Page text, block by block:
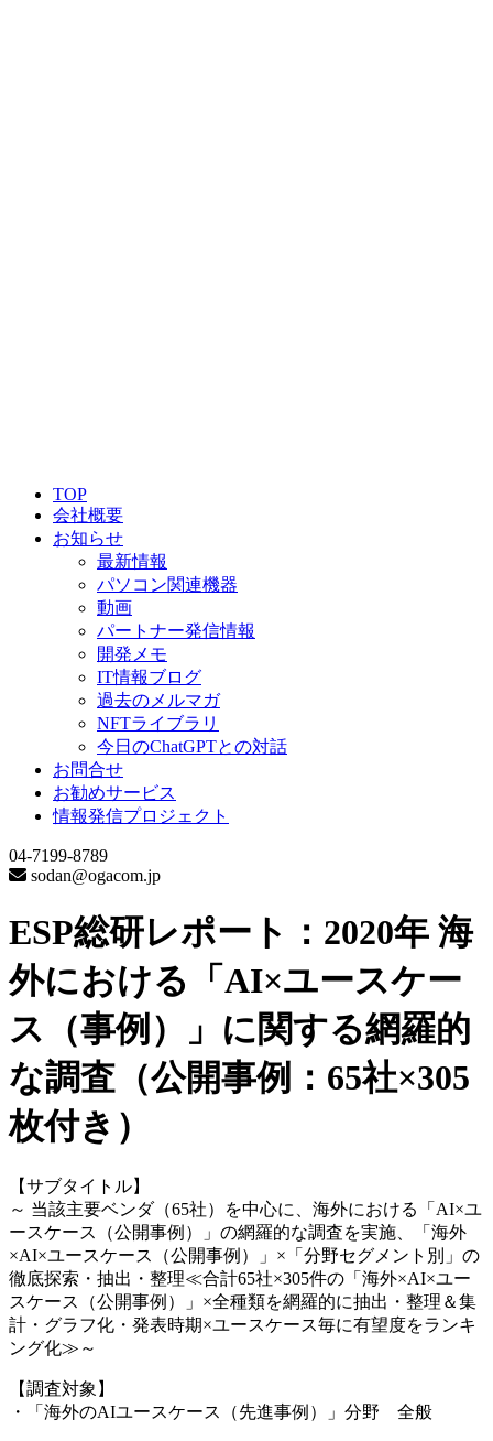
TOP
会社概要
お知らせ
最新情報
パソコン関連機器
動画
パートナー発信情報
開発メモ
IT情報ブログ
過去のメルマガ
NFTライブラリ
今日のChatGPTとの対話
お問合せ
お勧めサービス
情報発信プロジェクト
04-7199-8789
sodan@ogacom.jp
ESP総研レポート：2020年 海
外における「AI×ユースケー
ス（事例）」に関する網羅的
な調査（公開事例：65社×305
枚付き）
【サブタイトル】
～ 当該主要ベンダ（65社）を中心に、海外における「AI×ユ
ースケース（公開事例）」の網羅的な調査を実施、「海外
×AI×ユースケース（公開事例）」×「分野セグメント別」の
徹底探索・抽出・整理≪合計65社×305件の「海外×AI×ユー
スケース（公開事例）」×全種類を網羅的に抽出・整理＆集
計・グラフ化・発表時期×ユースケース毎に有望度をランキ
ング化≫～
【調査対象】
・「海外のAIユースケース（先進事例）」分野 全般